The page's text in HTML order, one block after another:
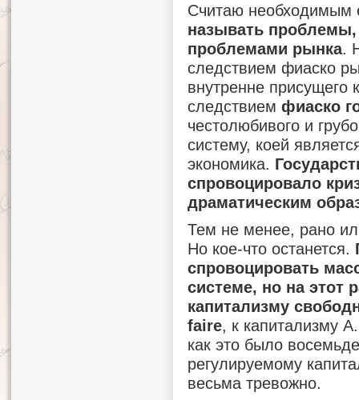
Считаю необходимым
называть
проблемами рынка.
следствием фиаско
внутренне
следствием фиаско
честолюбивого и
систему, коей
экономика.
спровоцировало
драматическим
Тем не менее, рано
Но кое-что останется.
спровоцировать
системе, но на этот
капитализму
faire, к капитализму
как это было
регулируемому
весьма тревожно.